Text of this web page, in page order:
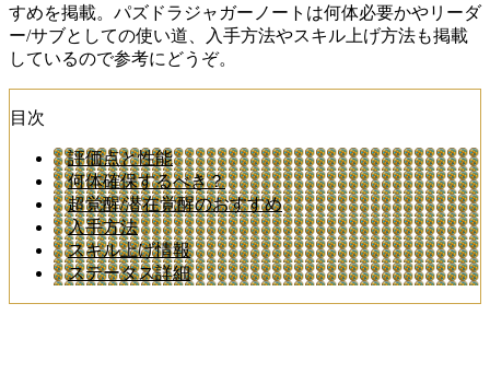
すめを掲載。パズドラジャガーノートは何体必要かやリーダ
ー/サブとしての使い道、入手方法やスキル上げ方法も掲載
しているので参考にどうぞ。
目次
評価点と性能
何体確保するべき？
超覚醒/潜在覚醒のおすすめ
入手方法
スキル上げ情報
ステータス詳細